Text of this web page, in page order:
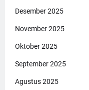
Desember 2025
November 2025
Oktober 2025
September 2025
Agustus 2025